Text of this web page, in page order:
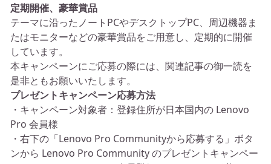
定期開催、豪華賞品
テーマに沿ったノートPCやデスクトップPC、周辺機器ま
たはモニターなどの豪華賞品をご用意し、定期的に開催
しています。
本キャンペーンにご応募の際には、関連記事の御一読を
是非ともお願いいたします。
プレゼントキャンペーン応募方法
・キャンペーン対象者：登録住所が日本国内の Lenovo
Pro 会員様
・右下の「Lenovo Pro Communityから応募する」ボタ
ンから Lenovo Pro Community のプレゼントキャンペー